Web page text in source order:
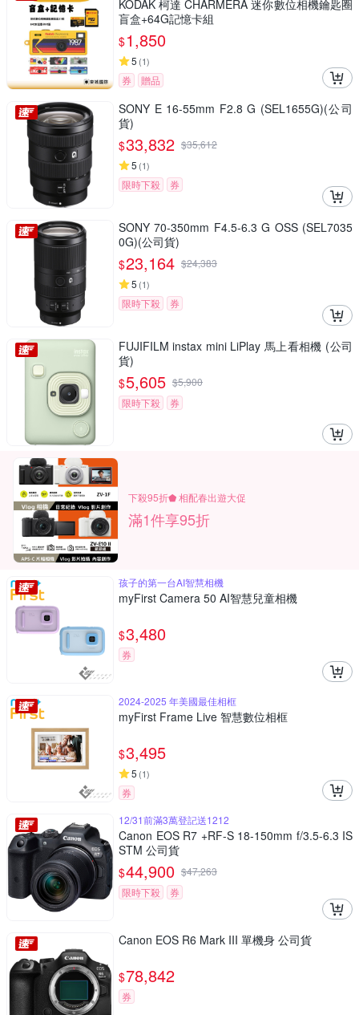
KODAK 柯達 CHARMERA 迷你數位相機鑰匙圈
盲盒+64G記憶卡組
$1,850
5 (1)
券 贈品
SONY E 16-55mm F2.8 G (SEL1655G)(公司
貨)
$33,832 $35,612
5 (1)
限時下殺 券
SONY 70-350mm F4.5-6.3 G OSS (SEL7035
0G)(公司貨)
$23,164 $24,383
5 (1)
限時下殺 券
FUJIFILM instax mini LiPlay 馬上看相機 (公司
貨)
$5,605 $5,900
限時下殺
券
下殺95折⬟ 相配春出遊大促
滿1件享95折
孩子的第一台AI智慧相機
myFirst Camera 50 AI智慧兒童相機
$3,480
券
2024-2025 年美國最佳相框
myFirst Frame Live 智慧數位相框
$3,495
5 (1)
券
12/31前滿3萬登記送1212
Canon EOS R7 +RF-S 18-150mm f/3.5-6.3 IS
STM 公司貨
$44,900 $47,263
限時下殺
券
Canon EOS R6 Mark III 單機身 公司貨
$78,842
券